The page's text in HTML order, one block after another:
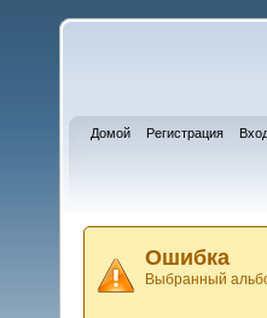
Домой Регистрация
Ошибка
Выбранный